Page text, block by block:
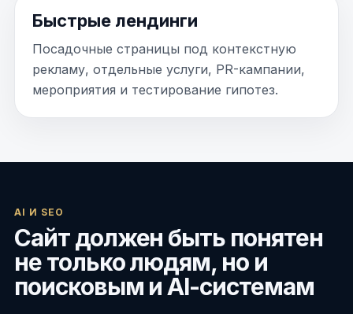
Быстрые лендинги
Посадочные страницы под контекстную
рекламу, отдельные услуги, PR-кампании,
мероприятия и тестирование гипотез.
AI И SEO
Сайт должен быть понятен
не только людям, но и
поисковым и AI-системам